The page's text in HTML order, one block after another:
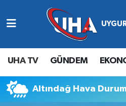
UHA TV GÜNDEM
Altındağ Hava
Abone Ol
Gündem
Ekonomi
Nöbetçi Eczaneler
Hava Durumu
Namaz Vakitleri